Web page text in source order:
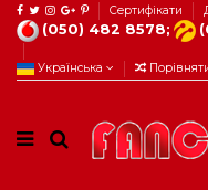
Сертифікати
(050) 482 8578;
Українська